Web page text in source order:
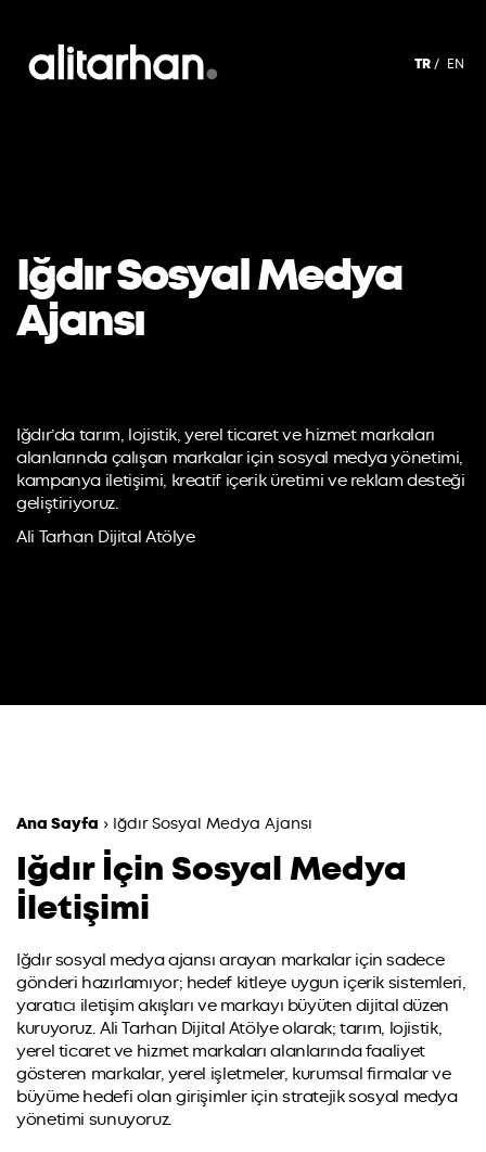
TR EN
Iğdır Sosyal Medya
Ajansı
Iğdır’da tarım, lojistik, yerel ticaret ve hizmet markaları
alanlarında çalışan markalar için sosyal medya yönetimi,
kampanya iletişimi, kreatif içerik üretimi ve reklam desteği
geliştiriyoruz.
Ali Tarhan Dijital Atölye
Ana Sayfa › Iğdır Sosyal Medya Ajansı
Iğdır İçin Sosyal Medya
İletişimi
Iğdır sosyal medya ajansı arayan markalar için sadece
gönderi hazırlamıyor; hedef kitleye uygun içerik sistemleri,
yaratıcı iletişim akışları ve markayı büyüten dijital düzen
kuruyoruz. Ali Tarhan Dijital Atölye olarak; tarım, lojistik,
yerel ticaret ve hizmet markaları alanlarında faaliyet
gösteren markalar, yerel işletmeler, kurumsal firmalar ve
büyüme hedefi olan girişimler için stratejik sosyal medya
yönetimi sunuyoruz.